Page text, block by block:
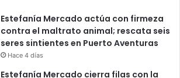
Estefanía Mercado actúa con firmeza
contra el maltrato animal; rescata seis
seres sintientes en Puerto Aventuras
Hace 4 días
Estefanía Mercado cierra filas con la